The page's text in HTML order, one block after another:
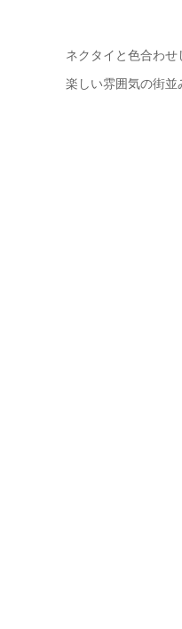
ネクタイと色合わせ
楽しい雰囲気の街並